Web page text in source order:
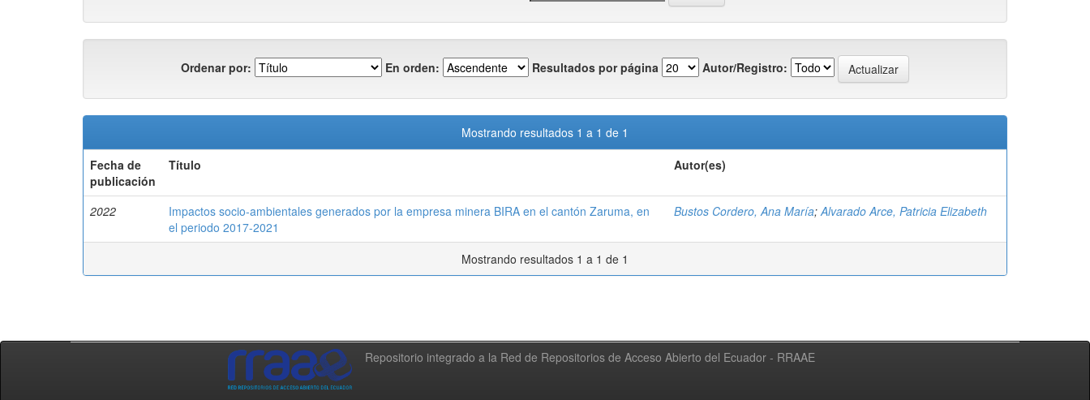
Ordenar por: En orden: Resultados por página Autor/Registro:
Mostrando resultados 1 a 1 de 1
Fecha de
publicación
Título Autor(es)
2022
Impactos socio-ambientales generados por la empresa minera BIRA en el cantón Zaruma, en
el periodo 2017-2021
Bustos Cordero, Ana María;Alvarado Arce, Patricia Elizabeth
Mostrando resultados 1 a 1 de 1
Repositorio integrado a la Red de Repositorios de Acceso Abierto del Ecuador - RRAAE